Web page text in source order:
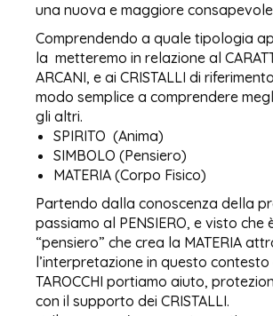
una nuova e maggiore
Comprendendo a quale tipologia
la metteremo in relazione al
ARCANI, e ai CRISTALLI di
modo semplice a comprendere
gli altri.
SPIRITO (Anima)
SIMBOLO (Pensiero)
MATERIA (Corpo Fisico)
Partendo dalla conoscenza della
passiamo al PENSIERO, e visto che
“pensiero” che crea la MATERIA
l’interpretazione in questo contesto
TAROCCHI portiamo aiuto,
con il supporto dei CRISTALLI.